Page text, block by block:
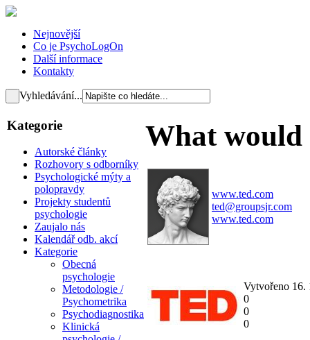
Nejnovější
Co je PsychoLogOn
Další informace
Kontakty
Vyhledávání...
Kategorie
Autorské články
Rozhovory s odborníky
Psychologické mýty a
polopravdy
Projekty studentů
psychologie
Zaujalo nás
Kalendář odb. akcí
Kategorie
Obecná
psychologie
Metodologie /
Psychometrika
Psychodiagnostika
Klinická
What would
www.ted.com
ted@groupsjr.com
www.ted.com
Vytvořeno 16.
0
0
0